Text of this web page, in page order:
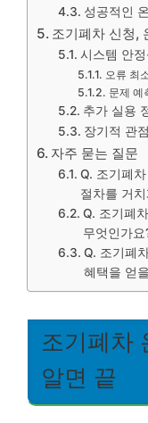
성공적인
조기폐차 신청,
시스템 안
오류 최
문제 예
추가 실용
장기적 관
자주 묻는 질문
Q. 조기폐
절차를 거
Q. 조기폐
무엇인가요
Q. 조기폐
혜택을 얻
조기폐차
알면 끝